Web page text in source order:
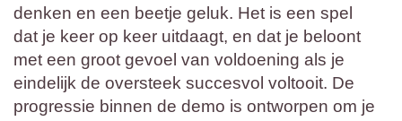
denken en een beetje geluk. Het is een spel
dat je keer op keer uitdaagt, en dat je beloont
met een groot gevoel van voldoening als je
eindelijk de oversteek succesvol voltooit. De
progressie binnen de demo is ontworpen om je